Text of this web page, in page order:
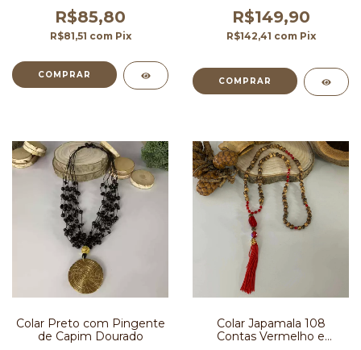
R$85,80
R$81,51 com Pix
R$149,90
R$142,41 com Pix
Colar Preto com Pingente
de Capim Dourado
Colar Japamala 108
Contas Vermelho e